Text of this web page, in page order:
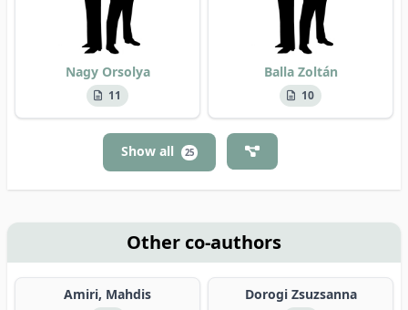
Nagy Orsolya
11
Balla Zoltán
10
Show all 25
Other co-authors
Amiri, Mahdis Dorogi Zsuzsanna